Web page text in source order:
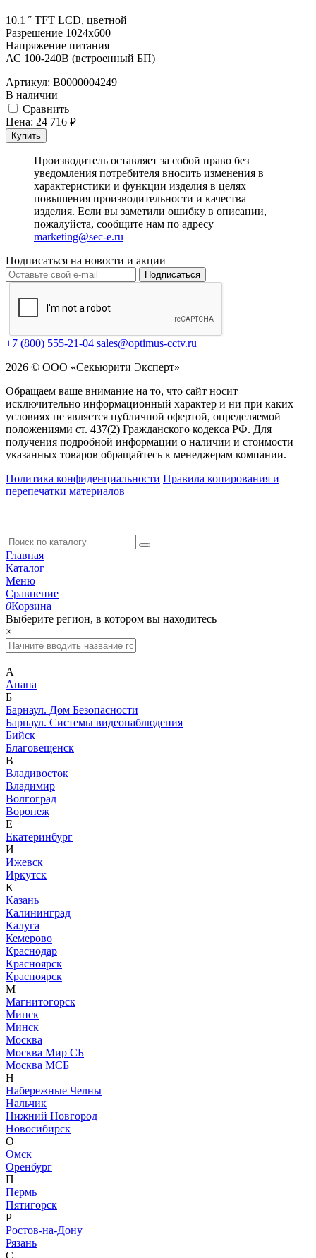
10.1 ˝ TFT LCD, цветной
Разрешение 1024x600
Напряжение питания
АС 100-240В (встроенный БП)
Артикул: В0000004249
В наличии
Cравнить
Цена: 24 716 руб.
Купить
Производитель оставляет за собой право без
уведомления потребителя вносить изменения в
характеристики и функции изделия в целях
повышения производительности и качества
изделия. Если вы заметили ошибку в описании,
пожалуйста, сообщите нам по адресу
marketing@sec-e.ru
Подписаться на новости и акции
Подписаться
+7 (800) 555-21-04 sales@optimus-cctv.ru
2026 © ООО «Секьюрити Эксперт»
Обращаем ваше внимание на то, что сайт носит
исключительно информационный характер и ни при каких
условиях не является публичной офертой, определяемой
положениями ст. 437(2) Гражданского кодекса РФ. Для
получения подробной информации о наличии и стоимости
указанных товаров обращайтесь к менеджерам компании.
Политика конфиденциальности Правила копирования и
перепечатки материалов
Главная
Каталог
Меню
Сравнение
0Корзина
Выберите регион, в котором вы находитесь
×
А
Анапа
Б
Барнаул. Дом Безопасности
Барнаул. Системы видеонаблюдения
Бийск
Благовещенск
В
Владивосток
Владимир
Волгоград
Воронеж
Е
Екатеринбург
И
Ижевск
Иркутск
К
Казань
Калининград
Калуга
Кемерово
Краснодар
Красноярск
Красноярск
М
Магнитогорск
Минск
Минск
Москва
Москва Мир СБ
Москва МСБ
Н
Набережные Челны
Нальчик
Нижний Новгород
Новосибирск
О
Омск
Оренбург
П
Пермь
Пятигорск
Р
Ростов-на-Дону
Рязань